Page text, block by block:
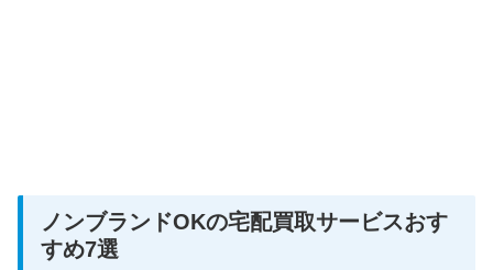
ノンブランドOKの宅配買取サービスおす
すめ7選